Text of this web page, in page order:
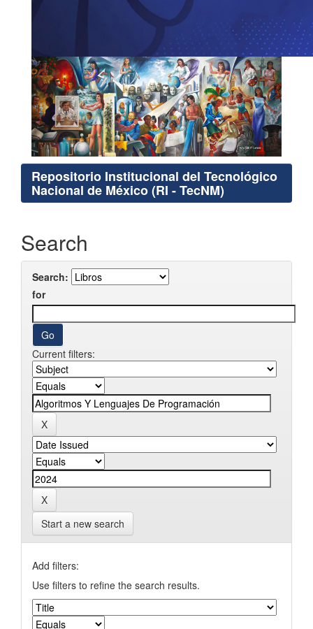
Repositorio Institucional del Tecnológico
Nacional de México (RI - TecNM)
Search
Search:
for
Current filters:
Start a new search
Add filters:
Use filters to refine the search results.